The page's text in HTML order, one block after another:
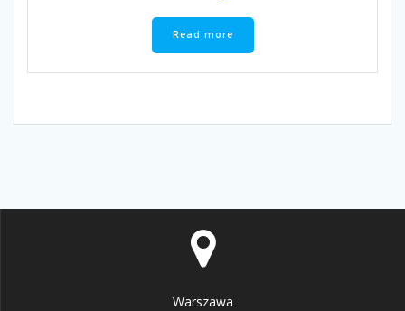
Read more
Warszawa